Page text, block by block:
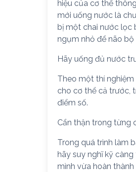
hiệu của cơ thể
mới uống nước là
bị một chai nước lọc
ngụm nhỏ để não
Hãy uống đủ nước
Theo một thí
cho cơ thể cả trước,
điểm số.
Cẩn thận trong từng
Trong quá trình làm
hãy suy nghĩ kỹ
mình vừa hoàn thành